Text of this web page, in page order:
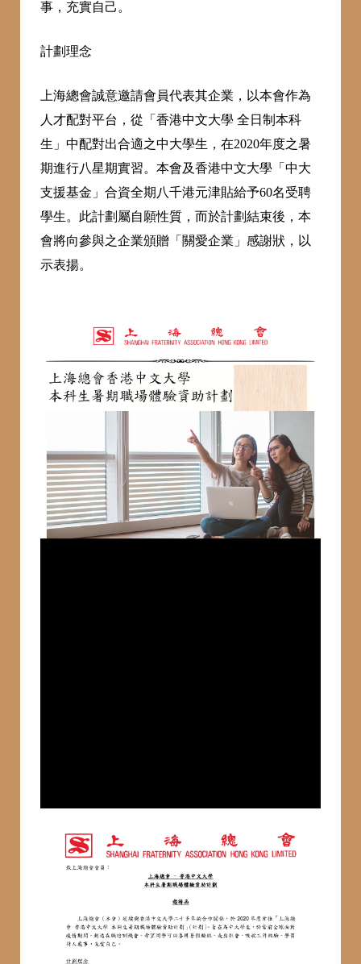
事，充實自己。
計劃理念
上海總會誠意邀請會員代表其企業，以本會作為
人才配對平台，從「香港中文大學 全日制本科
生」中配對出合適之中大學生，在2020年度之暑
期進行八星期實習。本會及香港中文大學「中大
支援基金」合資全期八千港元津貼給予60名受聘
學生。此計劃屬自願性質，而於計劃結束後，本
會將向參與之企業頒贈「關愛企業」感謝狀，以
示表揚。